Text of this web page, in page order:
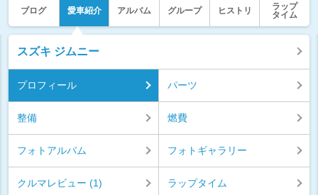
ブログ 愛車紹介 アルバム グループ ヒストリ
ラップ
タイム
スズキ ジムニー
プロフィール パーツ
整備 燃費
フォトアルバム フォトギャラリー
クルマレビュー (1) ラップタイム